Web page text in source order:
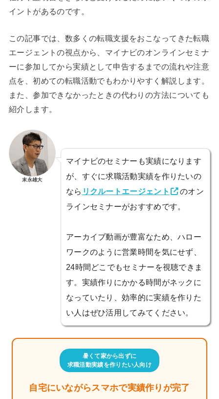
イントがあるのです。
この記事では、数多くの転職支援をおこなってきた転職
エージェントの視点から、マイナビのオンラインセミナ
ーに参加してから実績として申告するまでの流れや注意
点を、初めての転職活動でもわかりやすく解説します。
また、参加できなかったときの代わりの方法についても
紹介します。
末永雄大
マイナビのセミナーも実績になります
が、すぐに求職活動実績を作りたいの
なら リクルートエージェント
のオン
ラインセミナーがおすすめです。
アーカイブ動画が豊富なため、ハロー
ワークのように営業時間を気にせず、
24時間どこでもセミナーを視聴できま
す。実績作りにかかる時間がネックに
なっていたり、効率的に実績を作りた
い人はぜひ活用してみてください。
暑くて家から出ずに
求職活動実績を作りたい人向け
自宅にいながらスマホで実績作りが完了